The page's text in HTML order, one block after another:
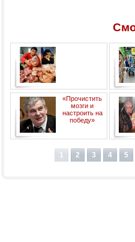
Покупательная
неспособность. Кризис
изменил розничную
торговлю в России
«Прочистить
мозги и
настроить на
победу»
1 2 3 4 5